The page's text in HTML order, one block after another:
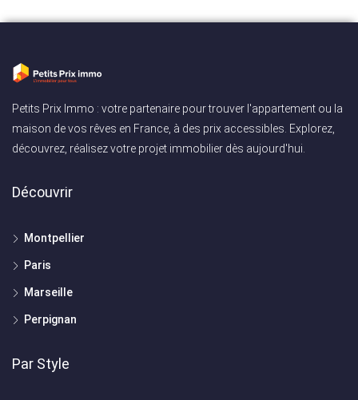
Petits Prix Immo : votre partenaire pour trouver l'appartement ou la
maison de vos rêves en France, à des prix accessibles. Explorez,
découvrez, réalisez votre projet immobilier dès aujourd'hui.
Découvrir
Montpellier
Paris
Marseille
Perpignan
Par Style